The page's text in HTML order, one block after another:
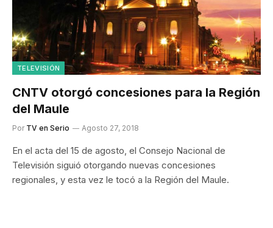
TELEVISIÓN
CNTV otorgó concesiones para la Región
del Maule
Por TV en Serio Agosto 27, 2018
En el acta del 15 de agosto, el Consejo Nacional de
Televisión siguió otorgando nuevas concesiones
regionales, y esta vez le tocó a la Región del Maule.